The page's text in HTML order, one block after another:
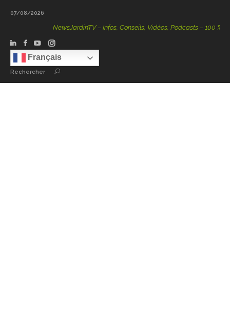
07/08/2026
NewsJardinTV – Infos, Conseils, Vidéos, Podcasts – 100 % Nature
Français
Rechercher